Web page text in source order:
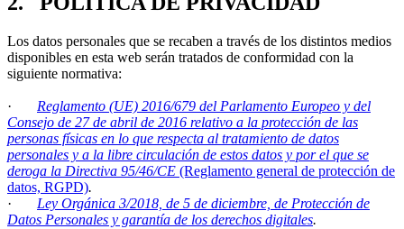
Los datos personales que se recaben a través de los distintos medios
disponibles en esta web serán tratados de conformidad con la
siguiente normativa:
· Reglamento (UE) 2016/679 del Parlamento Europeo y del
Consejo de 27 de abril de 2016 relativo a la protección de las
personas físicas en lo que respecta al tratamiento de datos
personales y a la libre circulación de estos datos y por el que se
deroga la Directiva 95/46/CE (Reglamento general de protección de
datos, RGPD).
· Ley Orgánica 3/2018, de 5 de diciembre, de Protección de
Datos Personales y garantía de los derechos digitales.